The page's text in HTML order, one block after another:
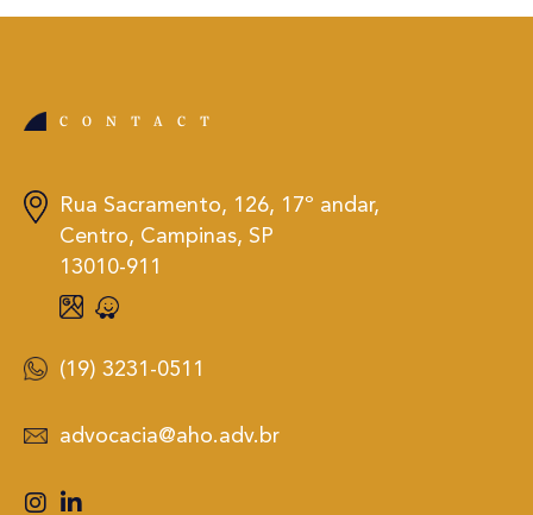
CONTACT
Rua Sacramento, 126, 17º andar,
Centro, Campinas, SP
13010-911
(19) 3231-0511
advocacia@aho.adv.br